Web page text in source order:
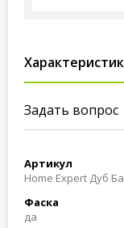
Задать вопрос
Артикул
Home Expert Дуб
Фаска
да